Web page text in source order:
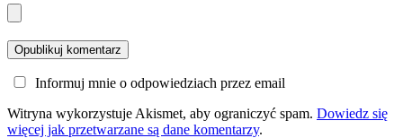
Informuj mnie o odpowiedziach przez email
Witryna wykorzystuje Akismet, aby ograniczyć spam. Dowiedz się
więcej jak przetwarzane są dane komentarzy.